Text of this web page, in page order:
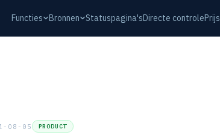
Functies Bronnen Statuspagina'sDirecte controlePrijs
08-05 PRODUCT